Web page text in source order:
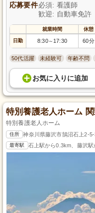
応募要件必須: 看護師
歓迎: 自動車免許
就業時間 休憩
日勤 8:30～ 17:30 60分
50代活躍 未経験可 年齢不問
お気に入り に追加
特別養護老人ホーム
特別養護老人ホーム
住所 神奈川県藤沢市鵠沼石上2-
最寄駅 石上駅から0.3km、藤沢